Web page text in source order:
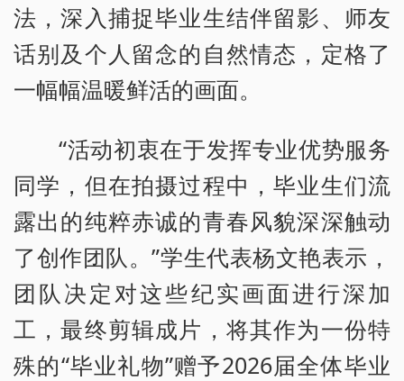
法，深入捕捉毕业生结伴留影、师友
话别及个人留念的自然情态，定格了
一幅幅温暖鲜活的画面。
“活动初衷在于发挥专业优势服务
同学，但在拍摄过程中，毕业生们流
露出的纯粹赤诚的青春风貌深深触动
了创作团队。”学生代表杨文艳表示，
团队决定对这些纪实画面进行深加
工，最终剪辑成片，将其作为一份特
殊的“毕业礼物”赠予2026届全体毕业